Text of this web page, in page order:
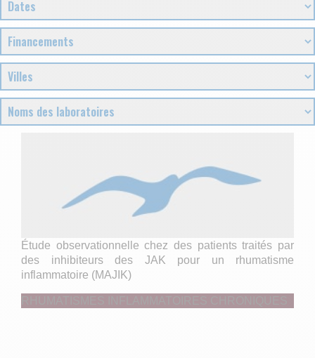
Étude observationnelle chez des patients traités par
des inhibiteurs des JAK pour un rhumatisme
inflammatoire (MAJIK)